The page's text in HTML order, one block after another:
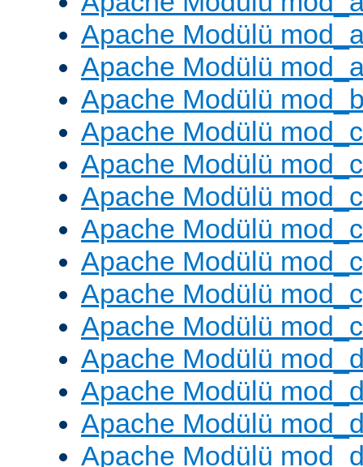
Apache Modülü
Apache Modülü
Apache Modülü
Apache Modülü
Apache Modülü
Apache Modülü
Apache Modülü
Apache Modülü
Apache Modülü
Apache Modülü
Apache Modülü
Apache Modülü
Apache Modülü
Apache Modülü